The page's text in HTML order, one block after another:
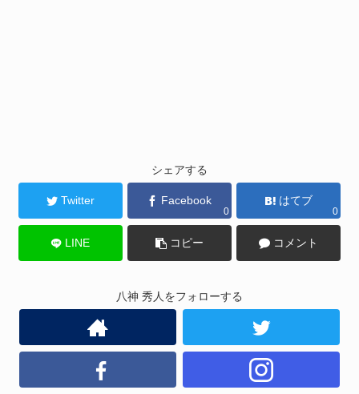
シェアする
Twitter Facebook
0
はてブ
0
LINE コピー コメント
八神 秀人をフォローする